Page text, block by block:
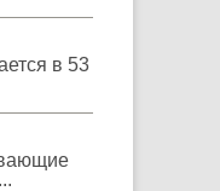
в 53